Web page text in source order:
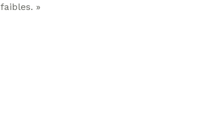
faibles. »